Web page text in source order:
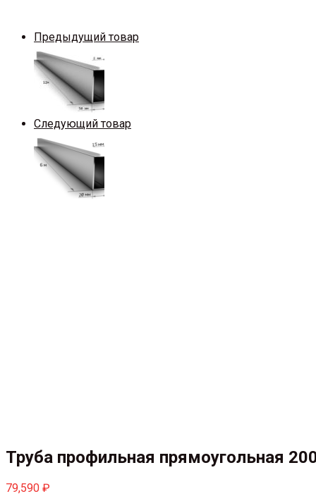
Предыдущий товар
Следующий товар
Труба профильная прямоугольная
79,590 ₽